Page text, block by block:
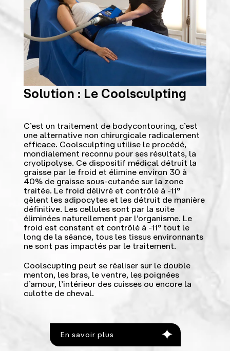
Solution : Le Coolsculpting
C’est un traitement de bodycontouring, c’est
une alternative non chirurgicale radicalement
efficace. Coolsculpting utilise le procédé,
mondialement reconnu pour ses résultats, la
cryolipolyse. Ce dispositif médical détruit la
graisse par le froid et élimine environ 30 à
40% de graisse sous-cutanée sur la zone
traitée. Le froid délivré et contrôlé à -11°
gèlent les adipocytes et les détruit de manière
définitive. Les cellules sont par la suite
éliminées naturellement par l’organisme. Le
froid est constant et contrôlé à -11° tout le
long de la séance, tous les tissus environnants
ne sont pas impactés par le traitement.
Coolscupting peut se réaliser sur le double
menton, les bras, le ventre, les poignées
d’amour, l’intérieur des cuisses ou encore la
culotte de cheval.
En savoir plus